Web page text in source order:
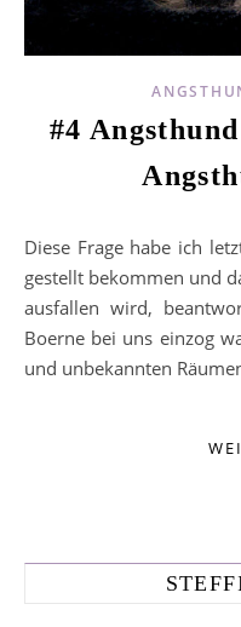
#4
Diese Frage habe ich letztens auf meinem Instagramkanal
gestellt bekommen und
ausfallen wird,
Boerne bei uns einzog
und unbekannten